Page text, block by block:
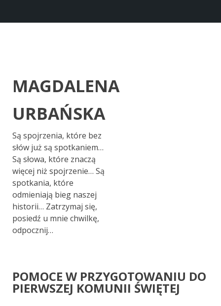
MAGDALENA
URBAŃSKA
Są spojrzenia, które bez
słów już są spotkaniem…
Są słowa, które znaczą
więcej niż spojrzenie… Są
spotkania, które
odmieniają bieg naszej
historii… Zatrzymaj się,
posiedź u mnie chwilkę,
odpocznij…
POMOCE W PRZYGOTOWANIU DO
PIERWSZEJ KOMUNII ŚWIĘTEJ